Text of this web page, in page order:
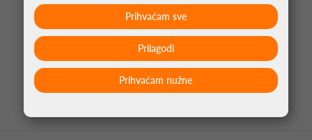
STRELICE ZA PIKADO BEAU GREAVES G1 SP 90%
TUNGSTEN
89,95 €
Prihvaćam nužne
Prilagodi
Prihvaćam sve